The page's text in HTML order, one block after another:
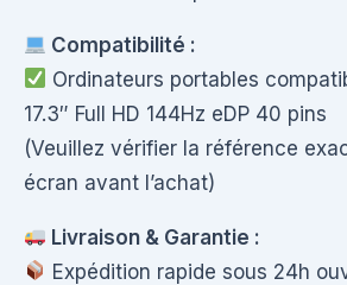
Compatibilité :
Ordinateurs portables
17.3″ Full HD 144Hz eDP 40 pins
(Veuillez vérifier la référence
écran avant l’achat)
Livraison & Garantie :
Expédition rapide sous 24h